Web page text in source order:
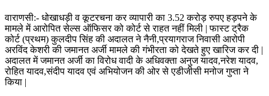
वाराणसी:- धोखाधड़ी व कूटरचना कर व्यापारी का 3.52 करोड़ रुपए हड़पने के
मामले में आरोपित सेल्स ऑफिसर को कोर्ट से राहत नहीं मिली | फास्ट ट्रैक
कोर्ट (प्रथम) कुलदीप सिंह की अदालत ने नैनी,प्रयागराज निवासी आरोपी
अरविंद केशरी की जमानत अर्जी मामले की गंभीरता को देखते हुए खारिज कर दी |
अदालत में जमानत अर्जी का विरोध वादी के अधिवक्ता अनुज यादव,नरेश यादव,
रोहित यादव,संदीप यादव एवं अभियोजन की ओर से एडीजीसी मनोज गुप्ता ने
किया |